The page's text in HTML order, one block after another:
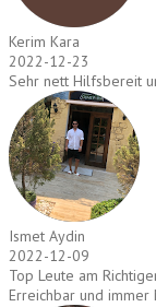
Kerim Kara
2022-12-23
Sehr nett Hilfsbereit
Ismet Aydin
2022-12-09
Top Leute am
Erreichbar und immer